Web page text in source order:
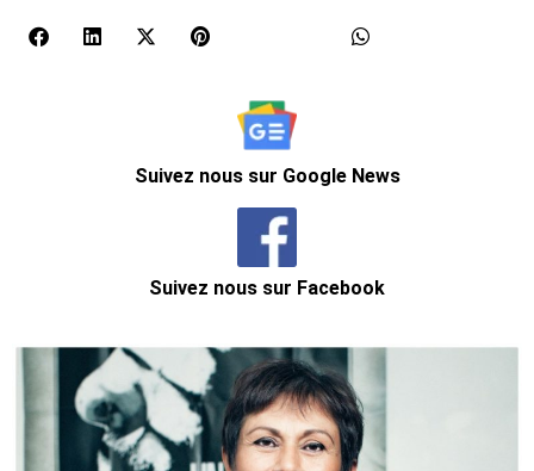
Suivez nous sur Google News
Suivez nous sur Facebook